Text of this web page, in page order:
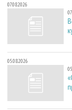
07.08.2026
05.08.2026